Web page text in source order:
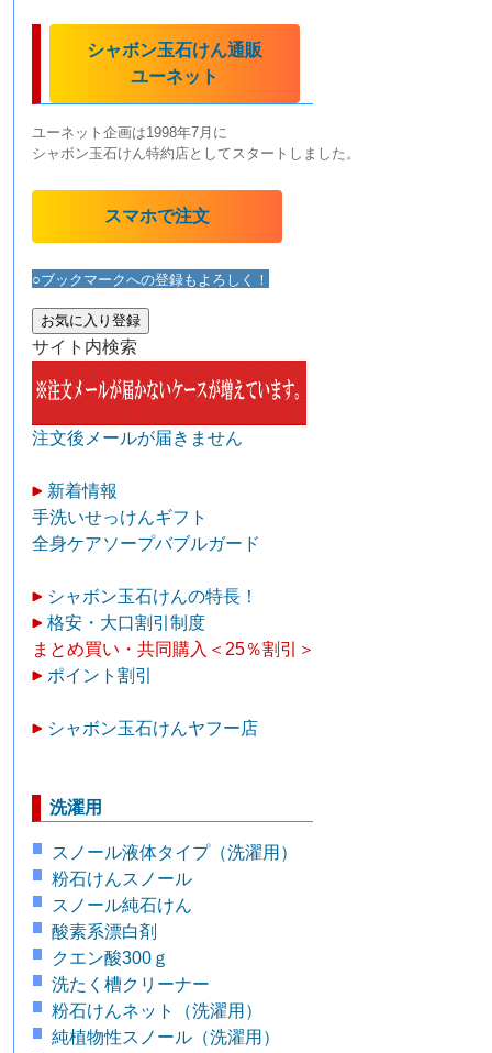
シャボン玉石けん通販
ユーネット
ユーネット企画は1998年7月に
シャボン玉石けん特約店としてスタートしました。
スマホで注文
○ブックマークへの登録もよろしく！
お気に入り登録
サイト内検索
注文後メールが届きません
新着情報
手洗いせっけんギフト
全身ケアソープバブルガード
シャボン玉石けんの特長！
格安・大口割引制度
まとめ買い・共同購入＜25％割引＞
ポイント割引
シャボン玉石けんヤフー店
洗濯用
スノール液体タイプ（洗濯用）
粉石けんスノール
スノール純石けん
酸素系漂白剤
クエン酸300ｇ
洗たく槽クリーナー
粉石けんネット（洗濯用）
純植物性スノール（洗濯用）